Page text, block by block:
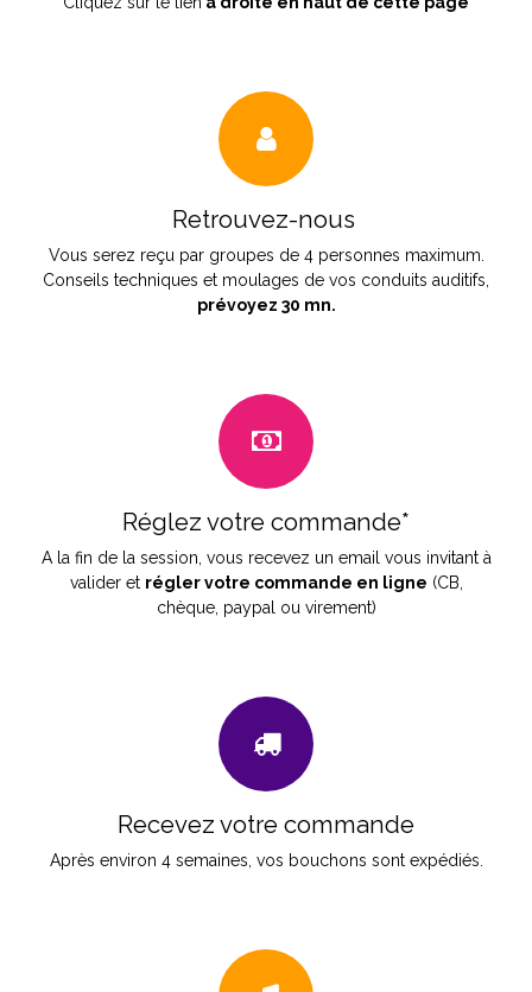
Retrouvez-nous
Vous serez reçu par groupes de 4 personnes maximum.
Conseils techniques et moulages de vos conduits auditifs,
prévoyez 30 mn.
Réglez votre commande*
A la fin de la session, vous recevez un email vous invitant à
valider et régler votre commande en ligne (CB,
chèque, paypal ou virement)
Recevez votre commande
Après environ 4 semaines, vos bouchons sont expédiés.